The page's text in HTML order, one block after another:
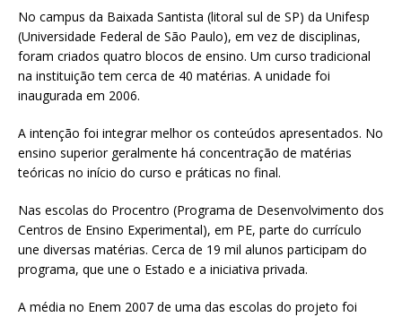
No campus da Baixada Santista (litoral sul de SP) da Unifesp
(Universidade Federal de São Paulo), em vez de disciplinas,
foram criados quatro blocos de ensino. Um curso tradicional
na instituição tem cerca de 40 matérias. A unidade foi
inaugurada em 2006.
A intenção foi integrar melhor os conteúdos apresentados. No
ensino superior geralmente há concentração de matérias
teóricas no início do curso e práticas no final.
Nas escolas do Procentro (Programa de Desenvolvimento dos
Centros de Ensino Experimental), em PE, parte do currículo
une diversas matérias. Cerca de 19 mil alunos participam do
programa, que une o Estado e a iniciativa privada.
A média no Enem 2007 de uma das escolas do projeto foi